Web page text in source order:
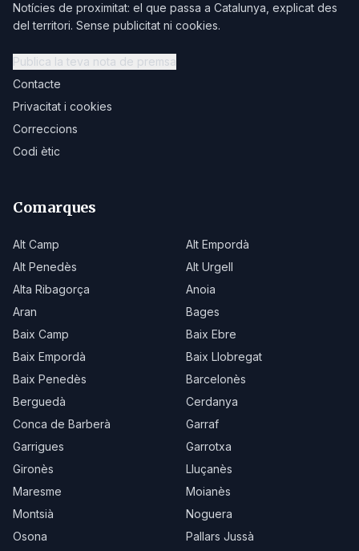
Notícies de proximitat: el que passa a Catalunya, explicat des
del territori. Sense publicitat ni cookies.
Publica la teva nota de premsa
Contacte
Privacitat i cookies
Correccions
Codi ètic
Comarques
Alt Camp
Alt Empordà
Alt Penedès
Alt Urgell
Alta Ribagorça
Anoia
Aran
Bages
Baix Camp
Baix Ebre
Baix Empordà
Baix Llobregat
Baix Penedès
Barcelonès
Berguedà
Cerdanya
Conca de Barberà
Garraf
Garrigues
Garrotxa
Gironès
Lluçanès
Maresme
Moianès
Montsià
Noguera
Osona
Pallars Jussà